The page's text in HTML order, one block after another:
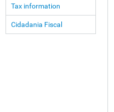
Tax information
Cidadania Fiscal